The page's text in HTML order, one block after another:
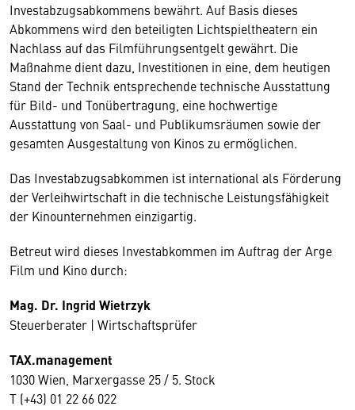
Investabzugsabkommens bewährt. Auf Basis dieses
Abkommens wird den beteiligten Lichtspieltheatern ein
Nachlass auf das Filmführungsentgelt gewährt. Die
Maßnahme dient dazu, Investitionen in eine, dem heutigen
Stand der Technik entsprechende technische Ausstattung
für Bild- und Tonübertragung, eine hochwertige
Ausstattung von Saal- und Publikumsräumen sowie der
gesamten Ausgestaltung von Kinos zu ermöglichen.
Das Investabzugsabkommen ist international als Förderung
der Verleihwirtschaft in die technische Leistungsfähigkeit
der Kinounternehmen einzigartig.
Betreut wird dieses Investabkommen im Auftrag der Arge
Film und Kino durch:
Mag. Dr. Ingrid Wietrzyk
Steuerberater | Wirtschaftsprüfer
TAX.management
1030 Wien, Marxergasse 25 / 5. Stock
T (+43) 01 22 66 022